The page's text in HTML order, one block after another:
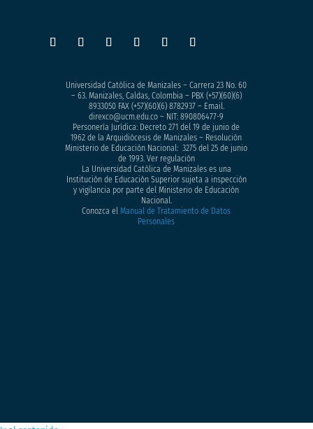
Universidad Católica de Manizales – Carrera 23 No. 60
– 63. Manizales, Caldas, Colombia – PBX (+57)(60)(6)
8933050FAX (+57)(60)(6) 8782937 – Email.
direxco@ucm.edu.co – NIT: 890806477-9
Personería Jurídica: Decreto 271 del 19 de junio de
1962 de la Arquidiócesis de Manizales – Resolución
Ministerio de Educación Nacional: 3275 del 25 de junio
de 1993. Ver regulación
La Universidad Católica de Manizales es una
Institución de Educación Superior sujeta a inspección
y vigilancia por parte del Ministerio de Educación
Nacional.
Conozca elManual de Tratamiento de Datos
Personales